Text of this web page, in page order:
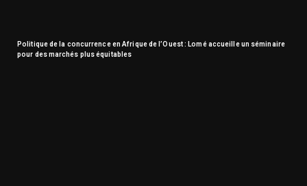
Politique de la concurrence en Afrique de l’Ouest : Lomé accueille un séminaire
pour des marchés plus équitables